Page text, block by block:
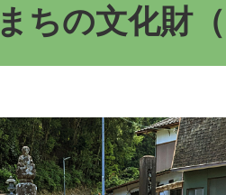
まちの文化財